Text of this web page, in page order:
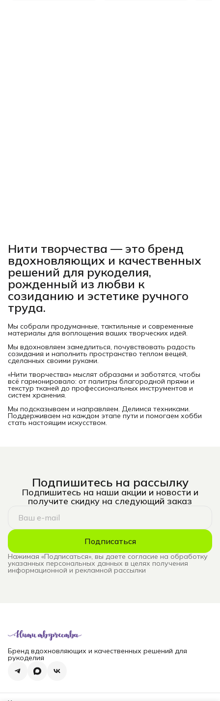
Нити творчества — это бренд
вдохновляющих и качественных
решений для рукоделия,
рожденный из любви к
созиданию и эстетике ручного
труда.
Мы собрали продуманные, тактильные и современные
материалы для воплощения ваших творческих идей.
Мы вдохновляем замедлиться, почувствовать радость
созидания и наполнить пространство теплом вещей,
сделанных своими руками.
«Нити творчества» мыслят образами и заботятся, чтобы
всё гармонировало: от палитры благородной пряжи и
текстур тканей до профессиональных инструментов и
систем хранения.
Мы подсказываем и направляем. Делимся техниками.
Поддерживаем на каждом этапе пути и помогаем хобби
стать настоящим искусством.
Подпишитесь на рассылку
Подпишитесь на наши акции и новости и
получите скидку на следующий заказ
Подписаться
Нажимая «Подписаться», вы даете согласие на обработку
указанных персональных данных в целях получения
информационной и рекламной рассылки
Бренд вдохновляющих и качественных решений для
рукоделия